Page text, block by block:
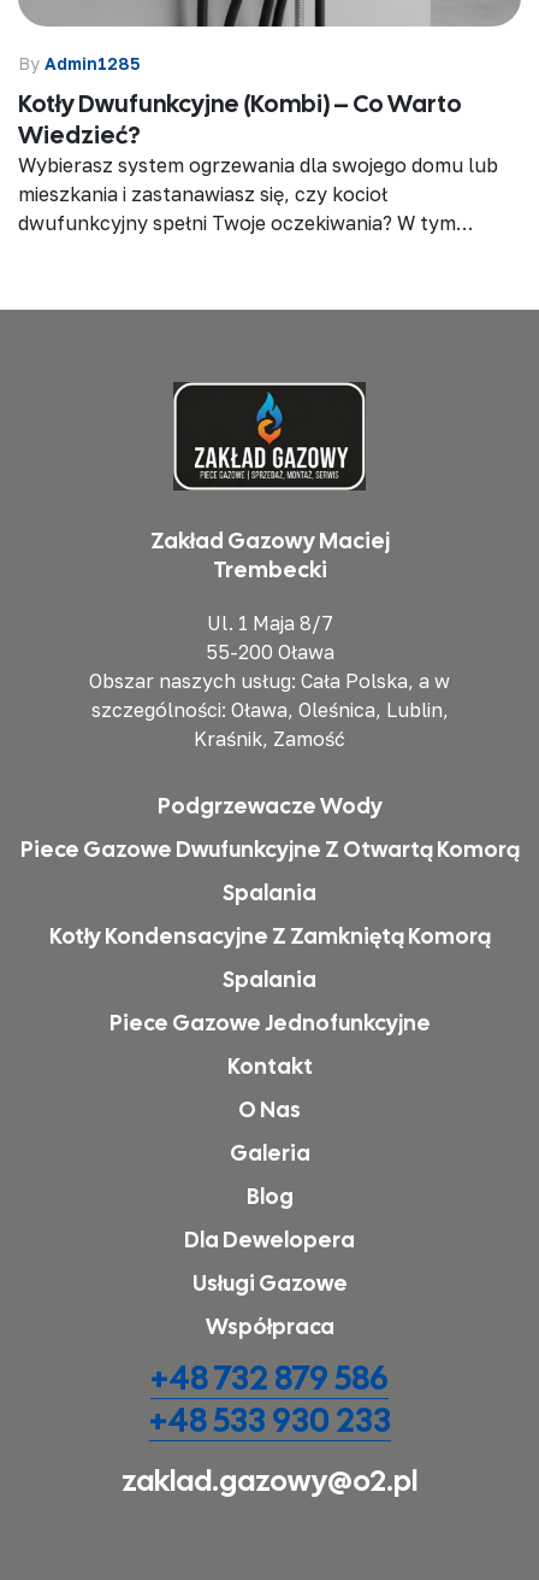
By Admin1285
Kotły Dwufunkcyjne (kombi) – Co Warto
Wiedzieć?
Wybierasz system ogrzewania dla swojego domu lub
mieszkania i zastanawiasz się, czy kocioł
dwufunkcyjny spełni Twoje oczekiwania? W tym
Zakład Gazowy Maciej
Trembecki
Ul. 1 Maja 8/7
55-200 Oława
Obszar naszych usług: Cała Polska, a w
szczególności: Oława, Oleśnica, Lublin,
Kraśnik, Zamość
Podgrzewacze Wody
Piece Gazowe Dwufunkcyjne Z Otwartą Komorą
Spalania
Kotły Kondensacyjne Z Zamkniętą Komorą
Spalania
Piece Gazowe Jednofunkcyjne
Kontakt
O Nas
Galeria
Blog
Dla Dewelopera
Usługi Gazowe
Współpraca
+48 732 879 586
+48 533 930 233
zaklad.gazowy@o2.pl